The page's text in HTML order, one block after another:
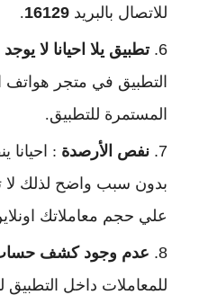
للاتصال بالبريد 16129
.
تطبيق يلا احيانا لا
التطبيق في متجر هواتف
المستمرة للتطبيق.
نفص الأرصدة :
بدون سبب واضح لذلك لا
علي حجم معاملاتك
عدم وجود كشف
للمعاملات داخل التطبيق